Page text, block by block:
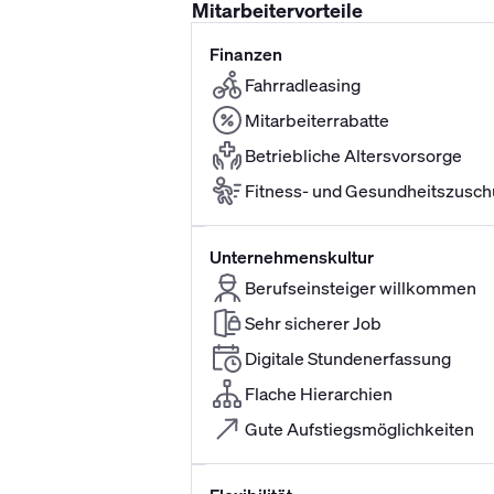
Mitarbeitervorteile
Finanzen
Fahrradleasing
Mitarbeiterrabatte
Betriebliche Altersvorsorge
Fitness- und
Unternehmenskultur
Berufseinsteiger willkommen
Sehr sicherer Job
Digitale Stundenerfassung
Flache Hierarchien
Gute Aufstiegsmöglichkeiten